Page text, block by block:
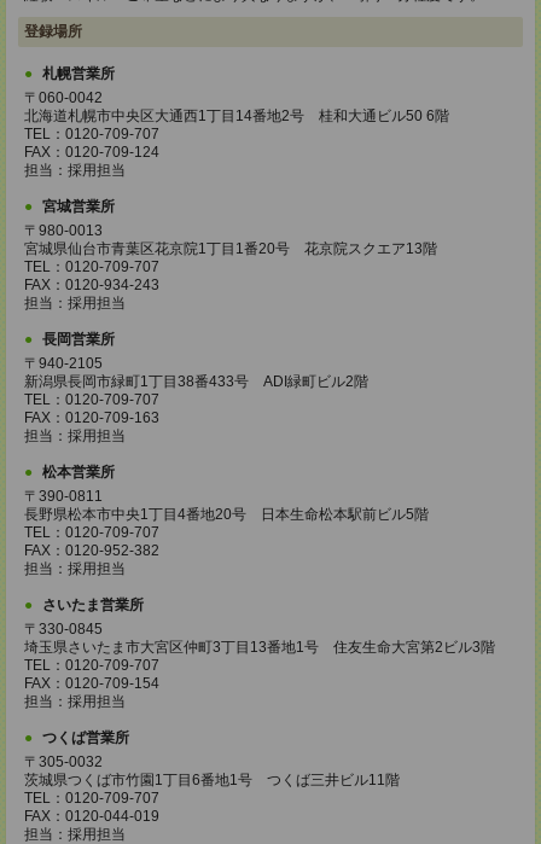
登録場所
札幌営業所
〒060-0042
北海道札幌市中央区大通西1丁目14番地2号 桂和大通ビル50 6階
TEL：0120-709-707
FAX：0120-709-124
担当：採用担当
宮城営業所
〒980-0013
宮城県仙台市青葉区花京院1丁目1番20号 花京院スクエア13階
TEL：0120-709-707
FAX：0120-934-243
担当：採用担当
長岡営業所
〒940-2105
新潟県長岡市緑町1丁目38番433号 ADI緑町ビル2階
TEL：0120-709-707
FAX：0120-709-163
担当：採用担当
松本営業所
〒390-0811
長野県松本市中央1丁目4番地20号 日本生命松本駅前ビル5階
TEL：0120-709-707
FAX：0120-952-382
担当：採用担当
さいたま営業所
〒330-0845
埼玉県さいたま市大宮区仲町3丁目13番地1号 住友生命大宮第2ビル3階
TEL：0120-709-707
FAX：0120-709-154
担当：採用担当
つくば営業所
〒305-0032
茨城県つくば市竹園1丁目6番地1号 つくば三井ビル11階
TEL：0120-709-707
FAX：0120-044-019
担当：採用担当